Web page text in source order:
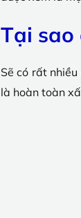
Tại sao
Sẽ có rất
là hoàn toàn